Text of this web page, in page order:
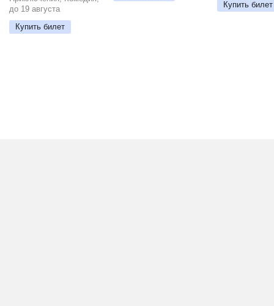
до 19 августа
Купить билет
Купить билет